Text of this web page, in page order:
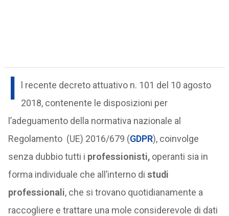
I
l recente decreto attuativo n. 101 del 10 agosto
2018, contenente le disposizioni per
l’adeguamento della normativa nazionale al
Regolamento (UE) 2016/679 (GDPR), coinvolge
senza dubbio tutti i professionisti,operanti sia in
forma individuale che all’interno di studi
professionali, che si trovano quotidianamente a
raccogliere e trattare una mole considerevole di dati